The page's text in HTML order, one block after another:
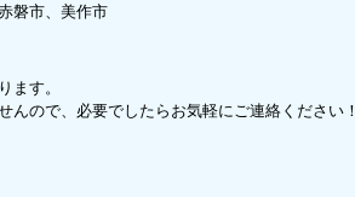
磐市、美作市
ます。
んので、必要でしたらお気軽にご連絡ください！